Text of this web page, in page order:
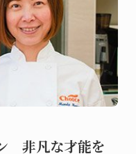
非凡な才能を